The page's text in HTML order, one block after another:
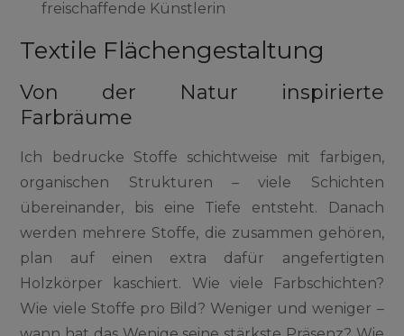
freischaffende Künstlerin
Textile Flächengestaltung
Von der Natur inspirierte
Farbräume
Ich bedrucke Stoffe schichtweise mit farbigen,
organischen Strukturen – viele Schichten
übereinander, bis eine Tiefe entsteht. Danach
werden mehrere Stoffe, die zusammen gehören,
plan auf einen extra dafür angefertigten
Holzkörper kaschiert. Wie viele Farbschichten?
Wie viele Stoffe pro Bild? Weniger und weniger –